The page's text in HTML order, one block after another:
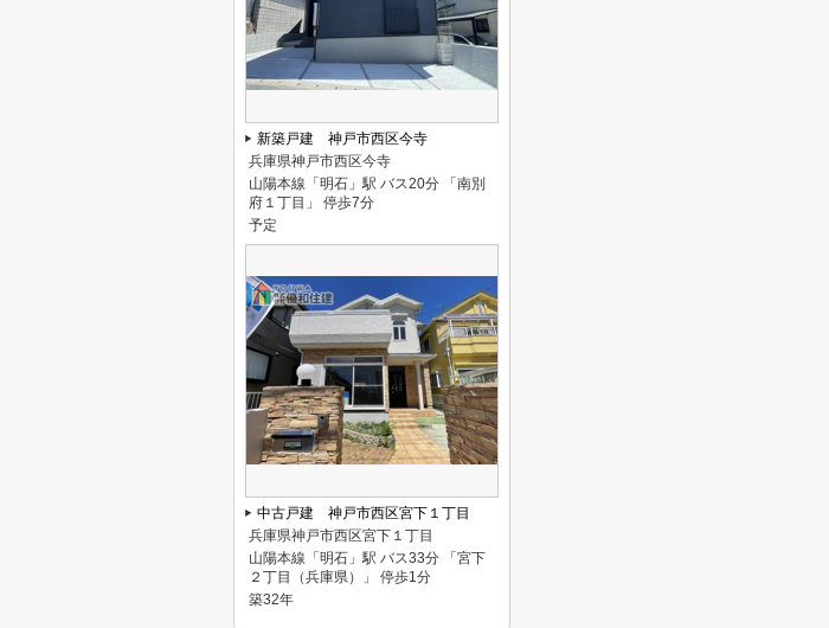
新築戸建 神戸市西区今寺
兵庫県神戸市西区今寺
山陽本線「明石」駅 バス20分 「南別
府１丁目」 停歩7分
予定
中古戸建 神戸市西区宮下１丁目
兵庫県神戸市西区宮下１丁目
山陽本線「明石」駅 バス33分 「宮下
２丁目（兵庫県）」 停歩1分
築32年